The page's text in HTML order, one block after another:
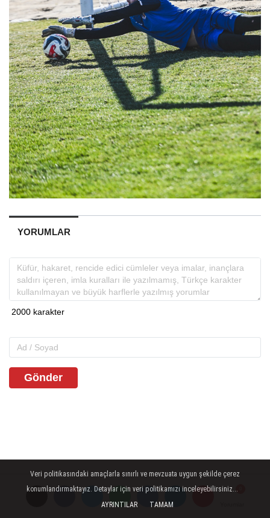
YORUMLAR
Gönder
Veri politikasındaki amaçlarla sınırlı ve mevzuata uygun şekilde çerez
konumlandırmaktayız. Detaylar için veri politikamızı inceleyebilirsiniz...
AYRINTILAR
TAMAM